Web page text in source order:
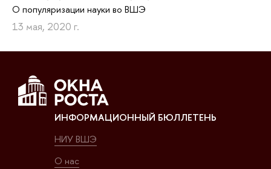
О популяризации науки во ВШЭ
13 мая, 2020 г.
ИНФОРМАЦИОННЫЙ БЮЛЛЕТЕНЬ
НИУ ВШЭ
О нас